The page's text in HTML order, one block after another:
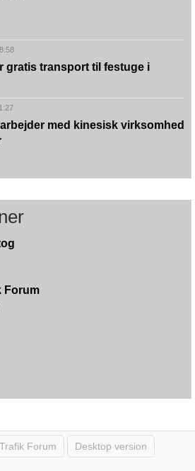
gratis transport til festuge i
med kinesisk virksomhed
Forum
Forum Desktop version